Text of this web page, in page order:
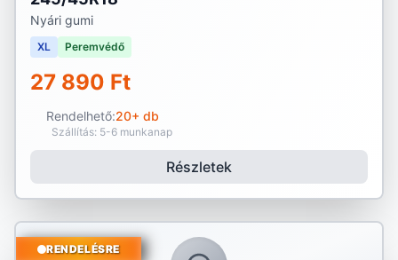
Nyári gumi
XL Peremvédő
27 890 Ft
Rendelhető:20+ db
Szállítás: 5-6 munkanap
Részletek
RENDELÉSRE